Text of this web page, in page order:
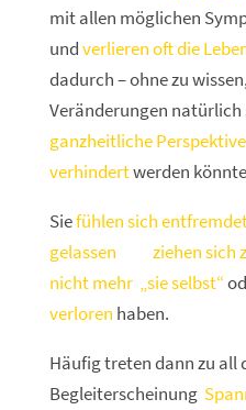
mit allen möglichen
undverlieren oft die
dadurch – ohne zu
Veränderungen natürlich
ganzheitliche
verhindertwerden
Siefühlen sich
gelassen
ziehen sich
nicht mehr „sie selbst“
verloren haben.
Häufig treten dann zu all
Begleiterscheinung